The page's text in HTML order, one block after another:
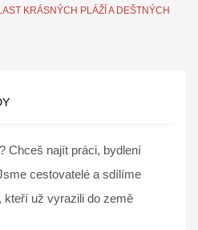
KRÁSNÝCH PLÁŽÍ A DEŠTNÝCH
Chceš najít práci, bydlení
cestovatelé a sdílíme
už vyrazili do země